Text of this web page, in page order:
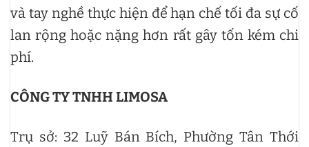
và tay nghề thực hiện để hạn chế tối đa sự cố
lan rộng hoặc nặng hơn rất gây tốn kém chi
phí.
CÔNG TY TNHH LIMOSA
Trụ sở: 32 Luỹ Bán Bích, Phường Tân Thới